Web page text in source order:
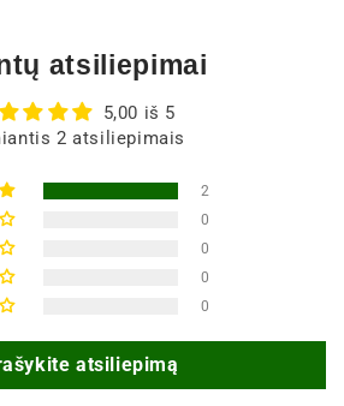
atsiliepimai
5,00 iš 5
2 atsiliepimais
2
0
0
0
0
atsiliepimą